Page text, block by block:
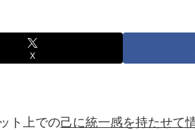
X
ト上での己に統一感を持たせて